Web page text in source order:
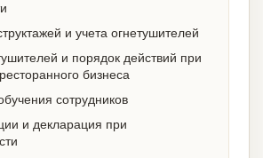
и учета огнетушителей
и порядок действий при
бизнеса
сотрудников
и декларация при